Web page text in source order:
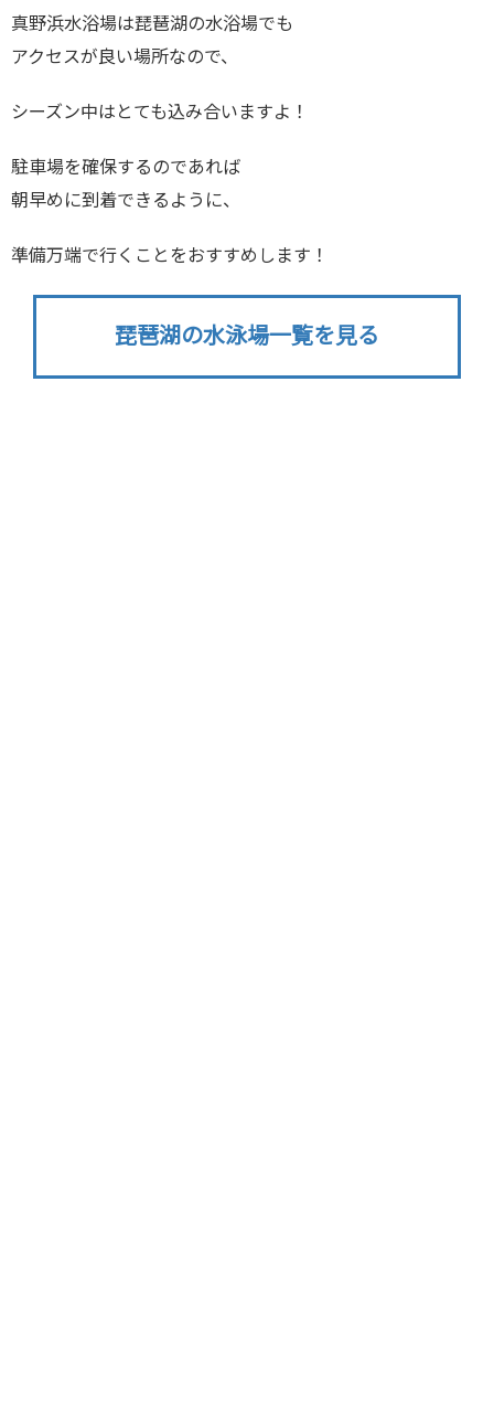
真野浜水浴場は琵琶湖の水浴場でも
アクセスが良い場所なので、
シーズン中はとても込み合いますよ！
駐車場を確保するのであれば
朝早めに到着できるように、
準備万端で行くことをおすすめします！
琵琶湖の水泳場一覧を見る